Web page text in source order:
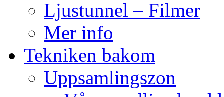
Ljustunnel – Filmer
Mer info
Tekniken bakom
Uppsamlingszon